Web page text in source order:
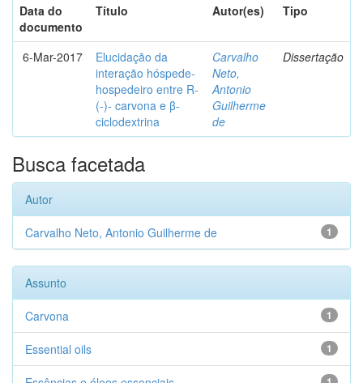
Data do
documento
Título Autor(es) Tipo
6-Mar-2017
Elucidação da
interação hóspede-
hospedeiro entre R-
(-)- carvona e β-
ciclodextrina
Carvalho
Neto,
Antonio
Guilherme
de
Dissertação
Busca facetada
Autor
1
Carvalho Neto, Antonio Guilherme de
Assunto
1
Carvona
1
Essential oils